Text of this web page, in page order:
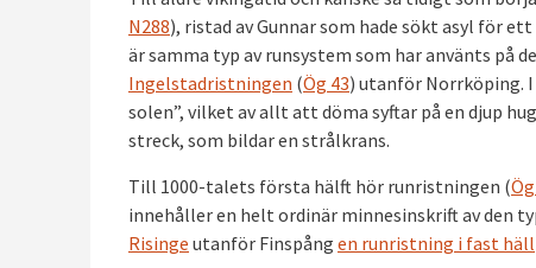
N288), ristad av Gunnar som hade sökt asyl för
är samma typ av runsystem som har använts på
Ingelstadristningen (Ög 43) utanför Norrköping.
solen”, vilket av allt att döma syftar på en djup
streck, som bildar en strålkrans.
Till 1000-talets första hälft hör runristningen (
innehåller en helt ordinär minnesinskrift av den
Risinge utanför Finspång en runristning i fast häll